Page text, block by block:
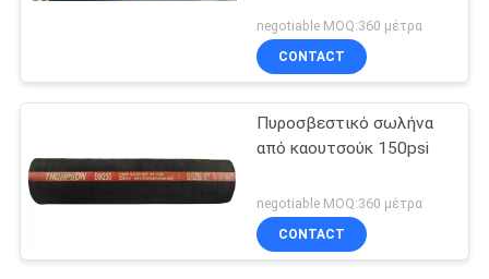
negotiable MOQ:360 μέτρα
CONTACT
Πυροσβεστικό σωλήνα
από καουτσούκ 150psi
negotiable MOQ:360 μέτρα
CONTACT